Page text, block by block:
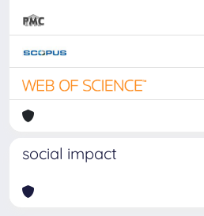
social impact